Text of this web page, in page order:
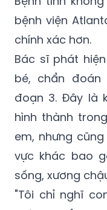
chính xác hơn.
Bác sĩ phát
bé, chẩn đoán
đoạn 3. Đây là
hình thành
em, nhưng
vực khác bao
sống, xương
"Tôi chỉ nghĩ
không phải ung
ảnh hưởng đến